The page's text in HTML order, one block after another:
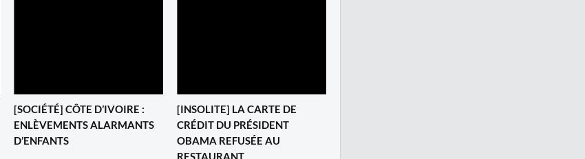
[SOCIÉTÉ] CÔTE D’IVOIRE :
ENLÈVEMENTS ALARMANTS
D’ENFANTS
[INSOLITE] LA CARTE DE
CRÉDIT DU PRÉSIDENT
OBAMA REFUSÉE AU
RESTAURANT